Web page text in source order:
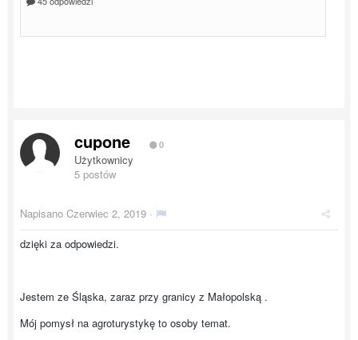
cupone 0
Użytkownicy
5 postów
Napisano Czerwiec 2, 2019 ·
dzięki za odpowiedzi.
Jestem ze Śląska, zaraz przy granicy z Małopolską .
Mój pomysł na agroturystykę to osoby temat.